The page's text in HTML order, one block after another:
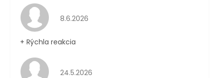
Hodnotenie obchodu je 4 z 5 hviezdičiek.
8.6.2026
+ Rýchla reakcia
Hodnotenie obchodu je 5 z 5 hviezdičiek.
24.5.2026